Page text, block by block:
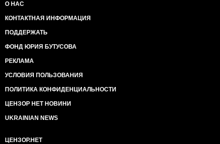
О НАС
КОНТАКТНАЯ ИНФОРМАЦИЯ
ПОДДЕРЖАТЬ
ФОНД ЮРИЯ БУТУСОВА
РЕКЛАМА
УСЛОВИЯ ПОЛЬЗОВАНИЯ
ПОЛИТИКА КОНФИДЕНЦИАЛЬНОСТИ
ЦЕНЗОР НЕТ НОВИНИ
UKRAINIAN NEWS
ЦЕНЗОР.НЕТ